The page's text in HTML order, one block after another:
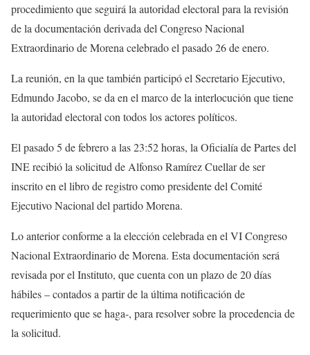
procedimiento que seguirá la autoridad electoral para la revisión
de la documentación derivada del Congreso Nacional
Extraordinario de Morena celebrado el pasado 26 de enero.
La reunión, en la que también participó el Secretario Ejecutivo,
Edmundo Jacobo, se da en el marco de la interlocución que tiene
la autoridad electoral con todos los actores políticos.
El pasado 5 de febrero a las 23:52 horas, la Oficialía de Partes del
INE recibió la solicitud de Alfonso Ramírez Cuellar de ser
inscrito en el libro de registro como presidente del Comité
Ejecutivo Nacional del partido Morena.
Lo anterior conforme a la elección celebrada en el VI Congreso
Nacional Extraordinario de Morena. Esta documentación será
revisada por el Instituto, que cuenta con un plazo de 20 días
hábiles – contados a partir de la última notificación de
requerimiento que se haga-, para resolver sobre la procedencia de
la solicitud.